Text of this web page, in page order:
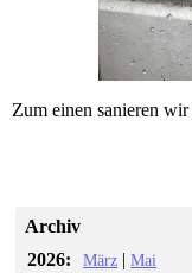
Zum einen sanieren
Archiv
2026:
März |Mai